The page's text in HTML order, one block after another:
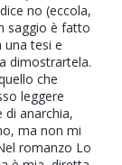
no (eccola,
saggio è fatto
una tesi e
dimostrartela.
che
leggere
di anarchia,
ma non mi
romanzo Lo